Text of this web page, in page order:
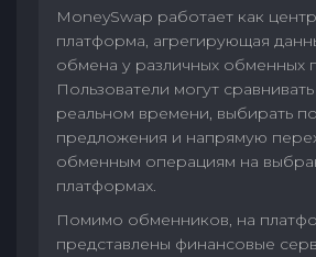
MoneySwap работает как
платформа, агрегирующая
обмена у различных обменных
Пользователи могут
реальном времени, выбирать
предложения и напрямую
обменным операциям на
платформах.
Помимо обменников, на
представлены финансовые